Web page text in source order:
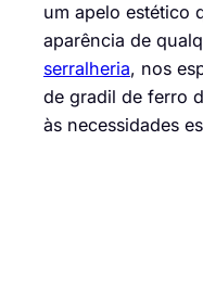
um apelo estético
aparência de
serralheria, nos
de gradil de ferro
às necessidades